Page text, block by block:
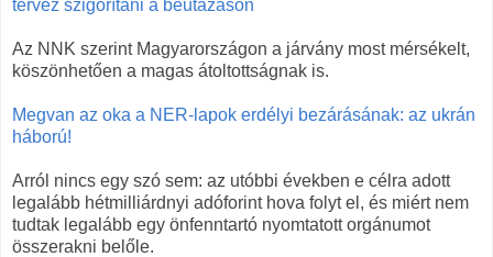
tervez szigorítani a beutazáson
Az NNK szerint Magyarországon a járvány most mérsékelt,
köszönhetően a magas átoltottságnak is.
Megvan az oka a NER-lapok erdélyi bezárásának: az ukrán
háború!
Arról nincs egy szó sem: az utóbbi években e célra adott
legalább hétmilliárdnyi adóforint hova folyt el, és miért nem
tudtak legalább egy önfenntartó nyomtatott orgánumot
összerakni belőle.